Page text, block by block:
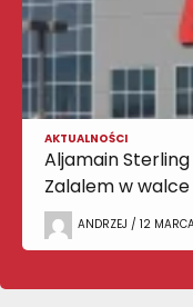
AKTUALNOŚCI
Aljamain
Zalalem w walce
ANDRZEJ / 12